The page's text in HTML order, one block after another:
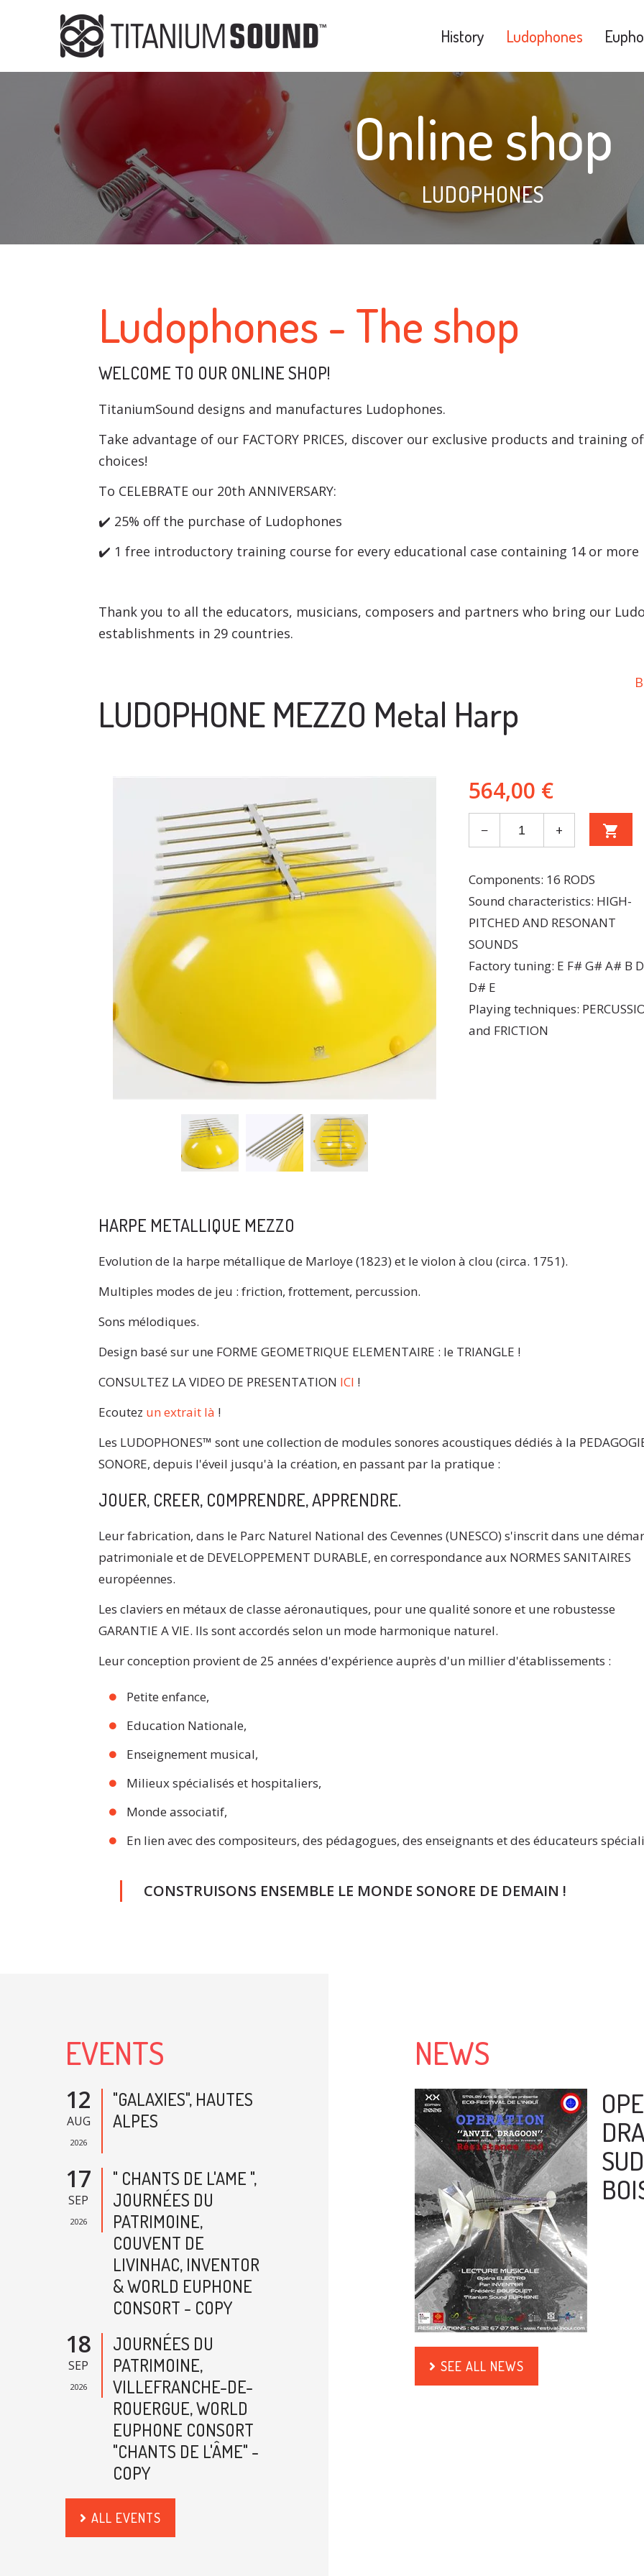
History Ludophones
Online shop
LUDOPHONES
Ludophones - The shop
WELCOME TO OUR ONLINE SHOP!
TitaniumSound designs and manufactures Ludophones.
Take advantage of our FACTORY PRICES, discover our exclusive products and training
choices!
To CELEBRATE our 20th ANNIVERSARY:
✔️ 25% off the purchase of Ludophones
✔️ 1 free introductory training course for every educational case containing 14 or more
Thank you to all the educators, musicians, composers and partners who bring our
establishments in 29 countries.
LUDOPHONE MEZZO Metal Harp
564,00 €
− + shopping_cart
Components: 16 RODS
Sound characteristics: HIGH-
PITCHED AND RESONANT
SOUNDS
Factory tuning: E F# G# A# B D
D# E
Playing techniques:
and FRICTION
HARPE METALLIQUE MEZZO
Evolution de la harpe métallique de Marloye (1823) et le violon à clou (circa. 1751).
Multiples modes de jeu : friction, frottement, percussion.
Sons mélodiques.
Design basé sur une FORME GEOMETRIQUE ELEMENTAIRE : le TRIANGLE !
CONSULTEZ LA VIDEO DE PRESENTATION ICI !
Ecoutez un extrait là !
Les LUDOPHONES™ sont une collection de modules sonores acoustiques dédiés à la
SONORE, depuis l'éveil jusqu'à la création, en passant par la pratique :
JOUER, CREER, COMPRENDRE, APPRENDRE.
Leur fabrication, dans le Parc Naturel National des Cevennes (UNESCO) s'inscrit dans une
patrimoniale et de DEVELOPPEMENT DURABLE, en correspondance aux NORMES SANITAIRES
européennes.
Les claviers en métaux de classe aéronautiques, pour une qualité sonore et une robustesse
GARANTIE A VIE. Ils sont accordés selon un mode harmonique naturel.
Leur conception provient de 25 années d'expérience auprès d'un millier d'établissements :
Petite enfance,
Education Nationale,
Enseignement musical,
Milieux spécialisés et hospitaliers,
Monde associatif,
En lien avec des compositeurs, des pédagogues, des enseignants et des éducateurs
CONSTRUISONS ENSEMBLE LE MONDE SONORE DE DEMAIN !
NEWS
SEE ALL NEWS
EVENTS
12
AUG
2026
"GALAXIES", HAUTES
ALPES
17
SEP
2026
" CHANTS DE L'AME ",
JOURNÉES DU
PATRIMOINE,
COUVENT DE
LIVINHAC, INVENTOR
& WORLD EUPHONE
CONSORT - COPY
18
SEP
2026
JOURNÉES DU
PATRIMOINE,
VILLEFRANCHE-DE-
ROUERGUE, WORLD
EUPHONE CONSORT
"CHANTS DE L'ÂME" -
COPY
ALL EVENTS